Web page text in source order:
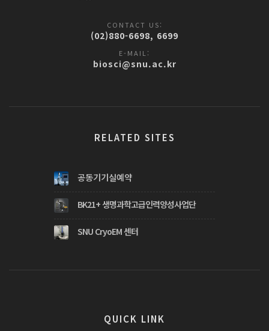
CONTACT US:
(02)880-6698, 6699
E-MAIL:
biosci@snu.ac.kr
RELATED SITES
공동기기실예약
BK21+ 생명과학고급인력양성사업단
SNU CryoEM 센터
QUICK LINK